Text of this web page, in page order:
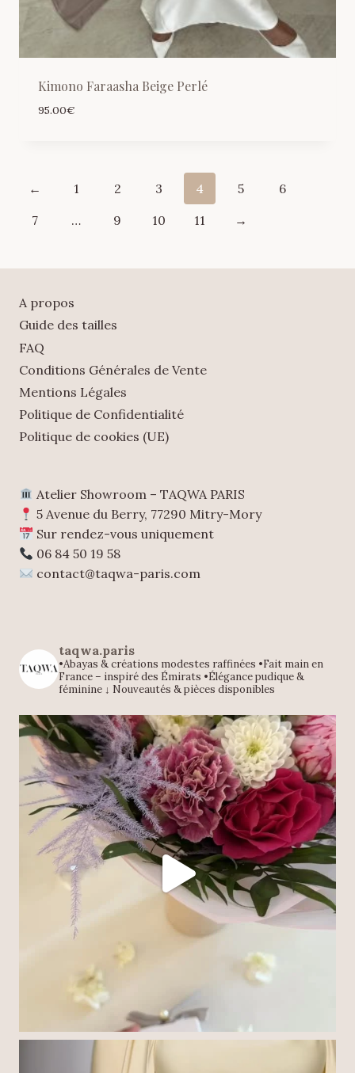
Kimono Faraasha Beige Perlé
95.00€
← 1 2 3 4 5
6
7
… 9 10 11 →
A propos
Guide des tailles
FAQ
Conditions Générales de Vente
Mentions Légales
Politique de Confidentialité
Politique de cookies (UE)
Atelier Showroom – TAQWA PARIS
5 Avenue du Berry, 77290 Mitry-Mory
Sur rendez-vous uniquement
06 84 50 19 58
contact@taqwa-paris.com
taqwa.paris
•Abayas & créations modestes raffinées •Fait main en
France – inspiré des Émirats •Élégance pudique &
féminine ↓ Nouveautés & pièces disponibles